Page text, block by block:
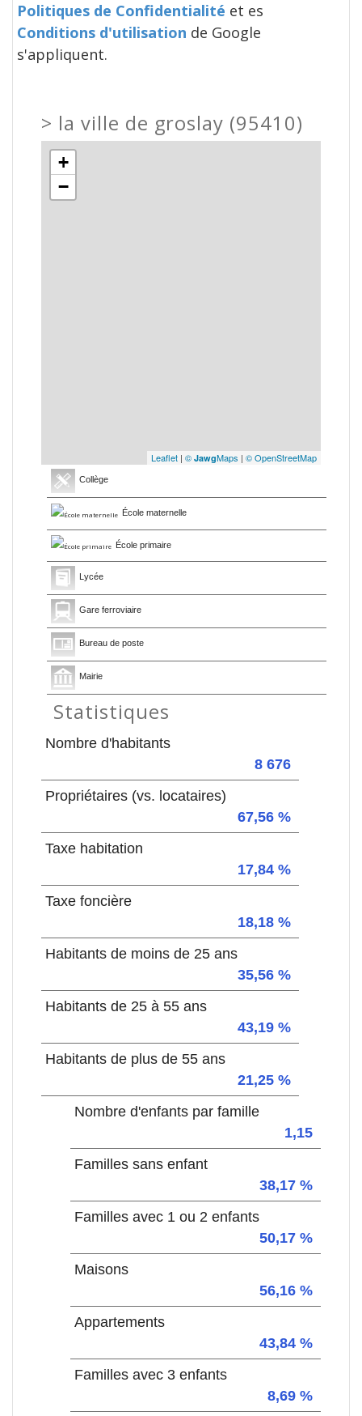
Politiques de Confidentialité et es
Conditions d'utilisation de Google
s'appliquent.
> la ville de groslay (95410)
+
−
Leaflet | © JawgMaps | © OpenStreetMap
Collège
École maternelle
École primaire
Lycée
Gare ferroviaire
Bureau de poste
Mairie
Statistiques
Nombre d'habitants
8 676
Propriétaires (vs. locataires)
67,56 %
Taxe habitation
17,84 %
Taxe foncière
18,18 %
Habitants de moins de 25 ans
35,56 %
Habitants de 25 à 55 ans
43,19 %
Habitants de plus de 55 ans
21,25 %
Nombre d'enfants par famille
1,15
Familles sans enfant
38,17 %
Familles avec 1 ou 2 enfants
50,17 %
Maisons
56,16 %
Appartements
43,84 %
Familles avec 3 enfants
8,69 %